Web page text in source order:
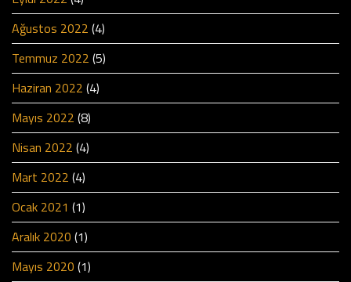
Ağustos 2022 (4)
Temmuz 2022 (5)
Haziran 2022 (4)
Mayıs 2022 (8)
Nisan 2022 (4)
Mart 2022 (4)
Ocak 2021 (1)
Aralık 2020 (1)
Mayıs 2020 (1)